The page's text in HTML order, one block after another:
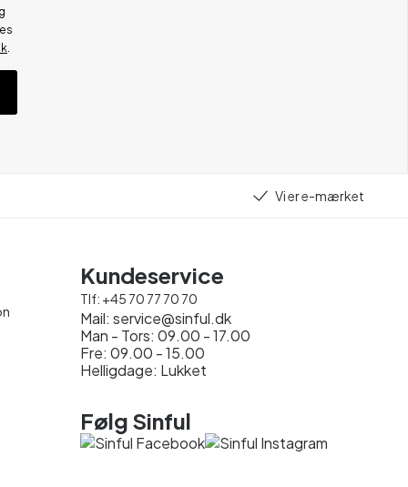
Vi er e-mærket
Kundeservice
Tlf: +45 70 77 70 70
Mail: service@sinful.dk
Man - Tors: 09.00 - 17.00
Fre: 09.00 - 15.00
Helligdage: Lukket
Følg Sinful